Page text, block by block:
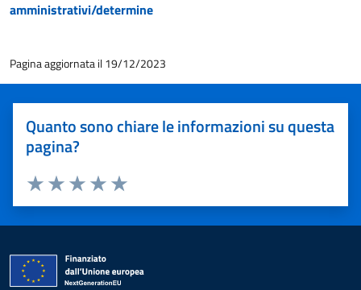
amministrativi/determine
Pagina aggiornata il 19/12/2023
Quanto sono chiare le informazioni su questa
pagina?
Valuta 5 stelle su 5
Valuta 4 stelle su 5
Valuta 3 stelle su 5
Valuta 2 stelle su 5
Valuta 1 stelle su 5